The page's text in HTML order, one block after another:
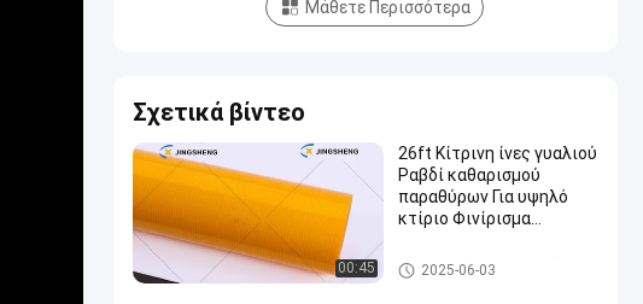
Μάθετε Περισσότερα
Σχετικά βίντεο
00:45
26ft Κίτρινη ίνες γυαλιού
Ραβδί καθαρισμού
παραθύρων Για υψηλό
κτίριο Φινίρισμα
Στρογγυλό σωλήνα από ίνες
άνθρακα
2025-06-03